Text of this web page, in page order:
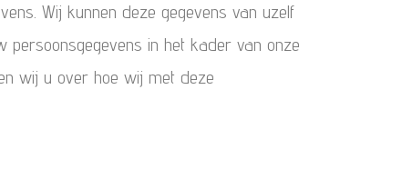
Wij kunnen deze gegevens van uzelf
in het kader van onze
wij u over hoe wij met deze